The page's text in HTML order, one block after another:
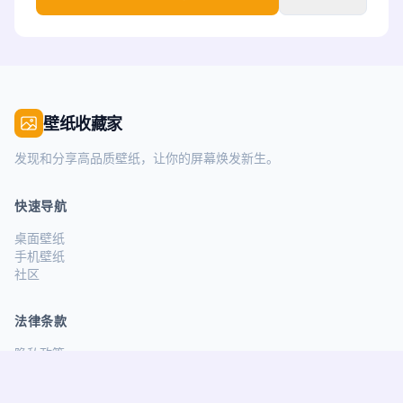
壁纸收藏家
发现和分享高品质壁纸，让你的屏幕焕发新生。
快速导航
桌面壁纸
手机壁纸
社区
法律条款
隐私政策